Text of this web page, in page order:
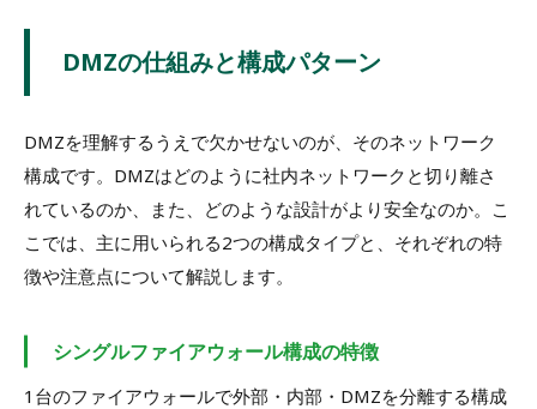
DMZの仕組みと構成パターン
DMZを理解するうえで欠かせないのが、そのネットワーク
構成です。DMZはどのように社内ネットワークと切り離さ
れているのか、また、どのような設計がより安全なのか。こ
こでは、主に用いられる2つの構成タイプと、それぞれの特
徴や注意点について解説します。
シングルファイアウォール構成の特徴
1台のファイアウォールで外部・内部・DMZを分離する構成